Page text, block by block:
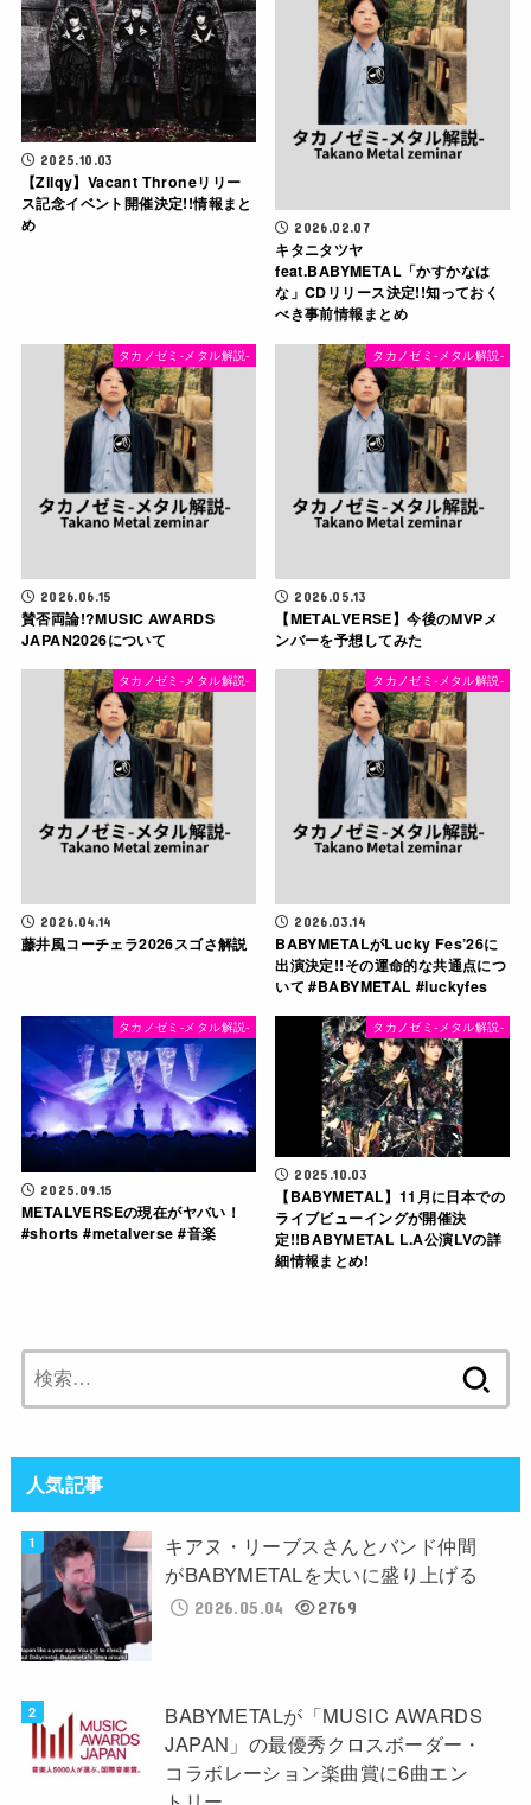
2025.10.03
【Zilqy】Vacant Throneリリー
ス記念イベント開催決定!!情報まと
め
2026.02.07
キタニタツヤ
feat.BABYMETAL「かすかなは
な」CDリリース決定!!知っておく
べき事前情報まとめ
タカノゼミ-メタル解説-
2026.06.15
賛否両論!?MUSIC AWARDS
JAPAN2026について
タカノゼミ-メタル解説-
2026.05.13
【METALVERSE】今後のMVPメ
ンバーを予想してみた
タカノゼミ-メタル解説-
2026.04.14
藤井風コーチェラ2026スゴさ解説
タカノゼミ-メタル解説-
2026.03.14
BABYMETALがLucky Fes’26に
出演決定!!その運命的な共通点につ
いて #BABYMETAL #luckyfes
タカノゼミ-メタル解説-
2025.09.15
METALVERSEの現在がヤバい！
#shorts #metalverse #音楽
タカノゼミ-メタル解説-
2025.10.03
【BABYMETAL】11月に日本での
ライブビューイングが開催決
定!!BABYMETAL L.A公演LVの詳
細情報まとめ!
索:
人気記事
キアヌ・リーブスさんとバンド仲間
がBABYMETALを大いに盛り上げる
2026.05.04 2769
BABYMETALが「MUSIC AWARDS
JAPAN」の最優秀クロスボーダー・
コラボレーション楽曲賞に6曲エン